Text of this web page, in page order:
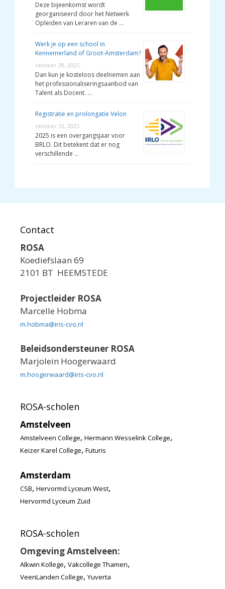
Deze bijeenkomst wordt
georganiseerd door het Netwerk
Opleiden van Leraren van de …
Werk je op een school in
Kennemerland of Groot-Amsterdam?
oktober 28, 2025
Dan kun je kosteloos deelnemen aan
het professionaliseringsaanbod van
Talent als Docent. …
Registratie en prolongatie Velon
oktober 12, 2025
2025 is een overgangsjaar voor
BRLO. Dit betekent dat er nog
verschillende …
Contact
ROSA
Koediefslaan 69
2101 BT HEEMSTEDE
Projectleider ROSA
Marcelle Hobma
m.hobma@iris-cvo.nl
Beleidsondersteuner ROSA
Marjolein Hoogerwaard
m.hoogerwaard@iris-cvo.nl
ROSA-scholen
Amstelveen
Amstelveen College, Hermann Wesselink College,
Keizer Karel College, Futuris
Amsterdam
CSB, Hervormd Lyceum West,
Hervormd Lyceum Zuid
ROSA-scholen
Omgeving Amstelveen:
Alkwin Kollege, Vakcollege Thamen,
VeenLanden College, Yuverta